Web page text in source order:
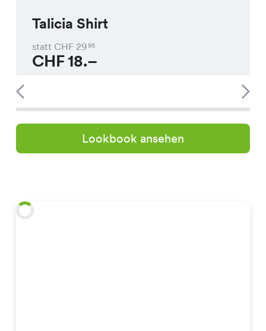
Talicia Shirt
statt CHF 2995
CHF18.–
Lookbook ansehen